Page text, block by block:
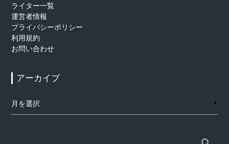
ライター一覧
運営者情報
プライバシーポリシー
利用規約
お問い合わせ
アーカイブ
ー
▼